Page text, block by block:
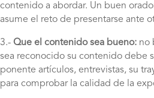
contenido a abordar. Un buen
asume el reto de presentarse ante
3.- Que el contenido sea bueno: no
sea reconocido su contenido debe
ponente artículos, entrevistas, su
para comprobar la calidad de la